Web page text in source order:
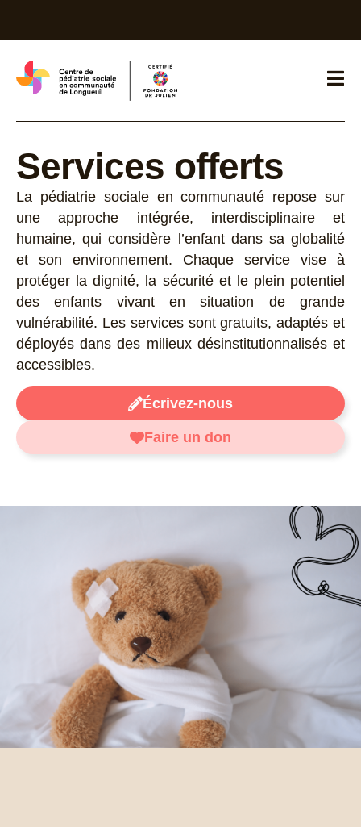
Services offerts
La pédiatrie sociale en communauté repose sur
une approche intégrée, interdisciplinaire et
humaine, qui considère l’enfant dans sa globalité
et son environnement. Chaque service vise à
protéger la dignité, la sécurité et le plein potentiel
des enfants vivant en situation de grande
vulnérabilité. Les services sont gratuits, adaptés et
déployés dans des milieux désinstitutionnalisés et
accessibles.
Écrivez-nous
Faire un don